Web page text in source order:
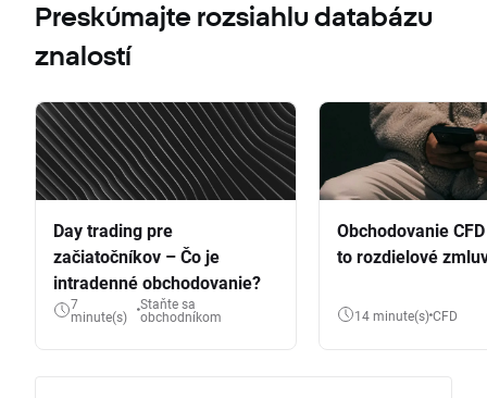
Preskúmajte rozsiahlu databázu
znalostí
Day trading pre
začiatočníkov – Čo je
intradenné obchodovanie?
7
minute(s)
Staňte sa
obchodníkom
Obchodovanie
to rozdielové
14 minute(s) CFD